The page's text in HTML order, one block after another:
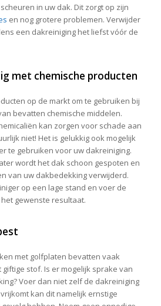
in uw dak. Dit zorgt op zijn
en nog grotere problemen. Verwijder
een dakreiniging het liefst vóór de
met chemische producten
op de markt om te gebruiken bij
bevatten chemische middelen.
kan zorgen voor schade aan
niet! Het is gelukkig ook mogelijk
te gebruiken voor uw dakreiniging.
wordt het dak schoon gespoten en
van uw dakbedekking verwijderd.
op een lage stand en voer de
gewenste resultaat.
met golfplaten bevatten vaak
stof. Is er mogelijk sprake van
Voer dan niet zelf de dakreiniging
kan dit namelijk ernstige